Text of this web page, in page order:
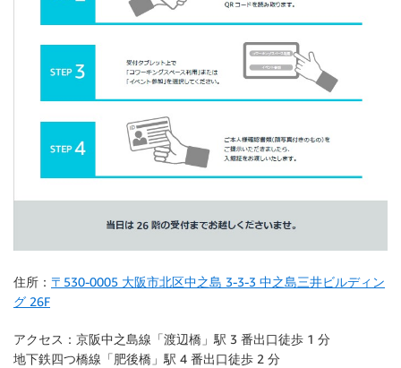
住所： 〒530-0005 大阪市北区中之島 3-3-3 中之島三井ビルディン
グ 26F
アクセス：京阪中之島線「渡辺橋」駅 3 番出口徒歩 1 分
地下鉄四つ橋線「肥後橋」駅 4 番出口徒歩 2 分